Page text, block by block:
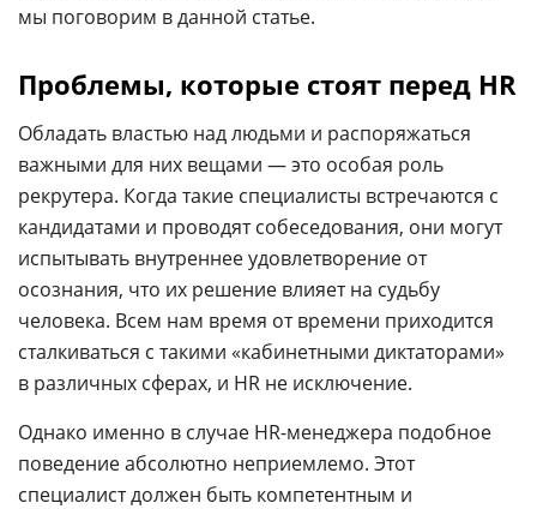
мы поговорим в данной статье.
Проблемы, которые стоят перед HR
Обладать властью над людьми и распоряжаться
важными для них вещами — это особая роль
рекрутера. Когда такие специалисты встречаются с
кандидатами и проводят собеседования, они могут
испытывать внутреннее удовлетворение от
осознания, что их решение влияет на судьбу
человека. Всем нам время от времени приходится
сталкиваться с такими «кабинетными диктаторами»
в различных сферах, и HR не исключение.
Однако именно в случае HR-менеджера подобное
поведение абсолютно неприемлемо. Этот
специалист должен быть компетентным и